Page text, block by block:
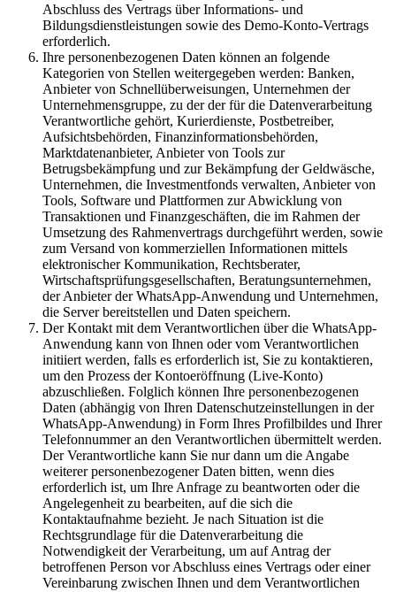
Abschluss des Vertrags über Informations- und
Bildungsdienstleistungen sowie des Demo-Konto-Vertrags
erforderlich.
Ihre personenbezogenen Daten können an folgende
Kategorien von Stellen weitergegeben werden: Banken,
Anbieter von Schnellüberweisungen, Unternehmen der
Unternehmensgruppe, zu der der für die Datenverarbeitung
Verantwortliche gehört, Kurierdienste, Postbetreiber,
Aufsichtsbehörden, Finanzinformationsbehörden,
Marktdatenanbieter, Anbieter von Tools zur
Betrugsbekämpfung und zur Bekämpfung der Geldwäsche,
Unternehmen, die Investmentfonds verwalten, Anbieter von
Tools, Software und Plattformen zur Abwicklung von
Transaktionen und Finanzgeschäften, die im Rahmen der
Umsetzung des Rahmenvertrags durchgeführt werden, sowie
zum Versand von kommerziellen Informationen mittels
elektronischer Kommunikation, Rechtsberater,
Wirtschaftsprüfungsgesellschaften, Beratungsunternehmen,
der Anbieter der WhatsApp-Anwendung und Unternehmen,
die Server bereitstellen und Daten speichern.
Der Kontakt mit dem Verantwortlichen über die WhatsApp-
Anwendung kann von Ihnen oder vom Verantwortlichen
initiiert werden, falls es erforderlich ist, Sie zu kontaktieren,
um den Prozess der Kontoeröffnung (Live-Konto)
abzuschließen. Folglich können Ihre personenbezogenen
Daten (abhängig von Ihren Datenschutzeinstellungen in der
WhatsApp-Anwendung) in Form Ihres Profilbildes und Ihrer
Telefonnummer an den Verantwortlichen übermittelt werden.
Der Verantwortliche kann Sie nur dann um die Angabe
weiterer personenbezogener Daten bitten, wenn dies
erforderlich ist, um Ihre Anfrage zu beantworten oder die
Angelegenheit zu bearbeiten, auf die sich die
Kontaktaufnahme bezieht. Je nach Situation ist die
Rechtsgrundlage für die Datenverarbeitung die
Notwendigkeit der Verarbeitung, um auf Antrag der
betroffenen Person vor Abschluss eines Vertrags oder einer
Vereinbarung zwischen Ihnen und dem Verantwortlichen